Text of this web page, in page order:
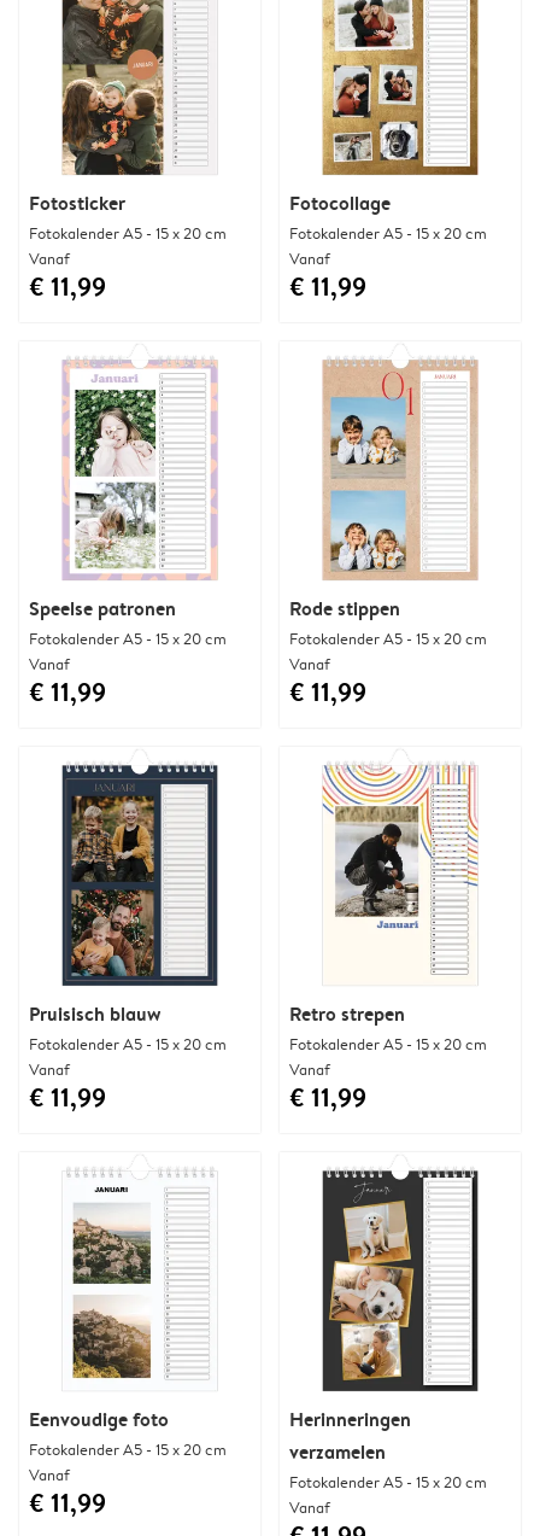
Fotosticker
Fotokalender A5 - 15 x 20 cm
Vanaf
€ 11,99
Fotocollage
Fotokalender A5 - 15 x 20 cm
Vanaf
€ 11,99
Speelse patronen
Fotokalender A5 - 15 x 20 cm
Vanaf
€ 11,99
Rode stippen
Fotokalender A5 - 15 x 20 cm
Vanaf
€ 11,99
Pruisisch blauw
Fotokalender A5 - 15 x 20 cm
Vanaf
€ 11,99
Retro strepen
Fotokalender A5 - 15 x 20 cm
Vanaf
€ 11,99
Eenvoudige foto
Fotokalender A5 - 15 x 20 cm
Vanaf
€ 11,99
Herinneringen
verzamelen
Fotokalender A5 - 15 x 20 cm
Vanaf